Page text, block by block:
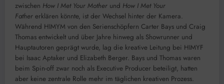
zwischen How I Met Your Mother und How I Met Your
Father erklären könnte, ist der Wechsel hinter der Kamera.
Während HIMYM von den Serienschöpfern Carter Bays und Craig
Thomas entwickelt und über Jahre hinweg als Showrunner und
Hauptautoren geprägt wurde, lag die kreative Leitung bei HIMYF
bei Isaac Aptaker und Elizabeth Berger. Bays und Thomas waren
beim Spin-off zwar noch als Executive Producer beteiligt, hatten
aber keine zentrale Rolle mehr im täglichen kreativen Prozess.